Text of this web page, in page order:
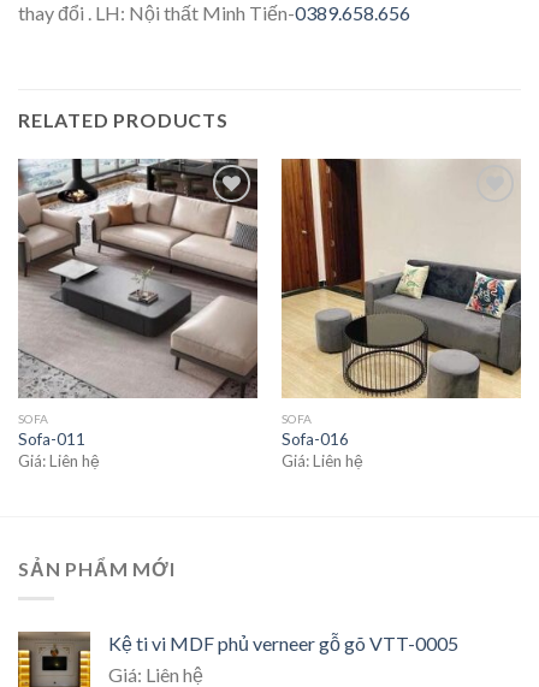
thay đổi . LH: Nội thất Minh Tiến-0389.658.656
RELATED PRODUCTS
Add to
wishlist
SOFA
Sofa-011
Giá: Liên hệ
SOFA
Sofa-016
Giá: Liên hệ
SẢN PHẨM MỚI
Kệ ti vi MDF phủ verneer gỗ gõ VTT-0005
Giá: Liên hệ